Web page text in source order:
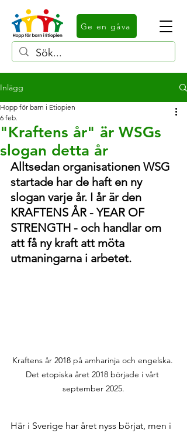
Ge en gåva
Inlägg
"Kraftens år" är WSGs
slogan detta år
Hopp för barn i Etiopien
6 feb.
Alltsedan organisationen WSG
startade har de haft en ny
slogan varje år. I år är den
KRAFTENS ÅR - YEAR OF
STRENGTH - och handlar om
att få ny kraft att möta
utmaningarna i arbetet.
Kraftens år 2018 på amharinja och engelska.
Det etopiska året 2018 började i vårt
september 2025.
Här i Sverige har året nyss börjat, men i